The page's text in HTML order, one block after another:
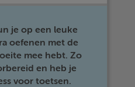
je op een leuke
oefenen met de
mee hebt. Zo
en heb je
voor toetsen.